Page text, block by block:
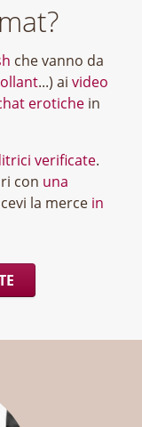
che vanno da
...) ai video
erotiche in
verificate.
con una
la merce in